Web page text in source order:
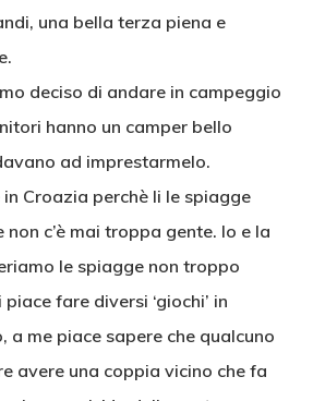
una bella terza piena e
deciso di andare in campeggio
hanno un camper bello
ad imprestarmelo.
Croazia perchè li le spiagge
c’è mai troppa gente. Io e la
le spiagge non troppo
fare diversi ‘giochi’ in
a me piace sapere che qualcuno
avere una coppia vicino che fa